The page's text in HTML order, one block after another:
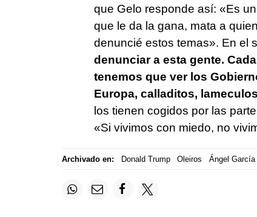
que Gelo responde así: «Es
que le da la gana, mata a
denuncié estos temas». En el
denunciar a esta gente.
tenemos que ver los
Europa, calladitos,
los tienen cogidos por las
«Si vivimos con miedo, no
Archivado en: Donald Trump Oleiros Ángel García